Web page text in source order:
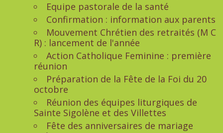
Equipe pastorale de la santé
Confirmation : information aux parents
Mouvement Chrétien des retraités (M C
R) : lancement de l'année
Action Catholique Feminine : première
réunion
Préparation de la Fête de la Foi du 20
octobre
Réunion des équipes liturgiques de
Sainte Sigolène et des Villettes
Fête des anniversaires de mariage